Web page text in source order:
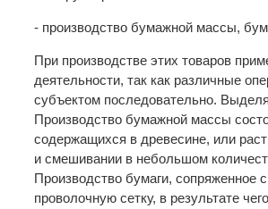
- производство бумажной массы,
При производстве этих товаров
деятельности, так как различные
субъектом последовательно.
Производство бумажной массы
содержащихся в древесине, или
и смешивании в небольшом
Производство бумаги,
проволочную сетку, в результате